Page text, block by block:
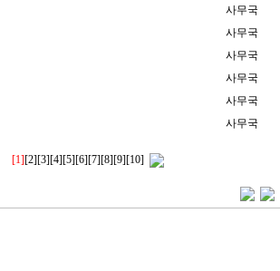
사무국
사무국
사무국
사무국
사무국
사무국
[1][2][3][4][5][6][7][8][9][10]